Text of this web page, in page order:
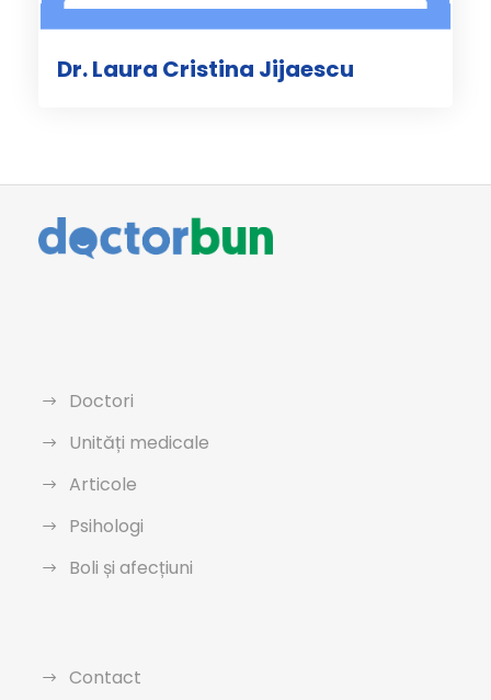
Dr. Laura Cristina Jijaescu
Doctori
Unități medicale
Articole
Psihologi
Boli și afecțiuni
Contact